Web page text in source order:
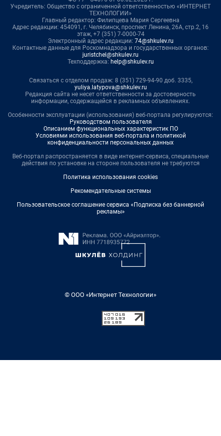
Учредитель: Общество с ограниченной ответственностью «ИНТЕРНЕТ
ТЕХНОЛОГИИ»
Главный редактор: Филипцева Мария Сергеевна
Адрес редакции: 454091, г. Челябинск, проспект Ленина, 26А, стр.2, 16
этаж, +7 (351) 7-0000-74
Электронный адрес редакции: 74@shkulev.ru
Контактные данные для Роскомнадзора и государственных органов:
juristchel@shkulev.ru
Техподдержка: help@shkulev.ru
Связаться с отделом продаж: 8 (351) 729-94-90 доб. 3335,
yuliya.latypova@shkulev.ru
Редакция сайта не несет ответственности за достоверность
информации, содержащейся в рекламных объявлениях.
Особенности эксплуатации (использования) веб-портала регулируются:
Руководством пользователя
Описанием функциональных характеристик ПО
Условиями использования веб-портала и политикой
конфиденциальности персональных данных
Веб-портал распространяется в виде интернет-сервиса, специальные
действия по установке на стороне пользователя не требуются
Политика использования cookies
Рекомендательные системы
Пользовательское соглашение сервиса «Подписка без баннерной
рекламы»
© ООО «Интернет Технологии»